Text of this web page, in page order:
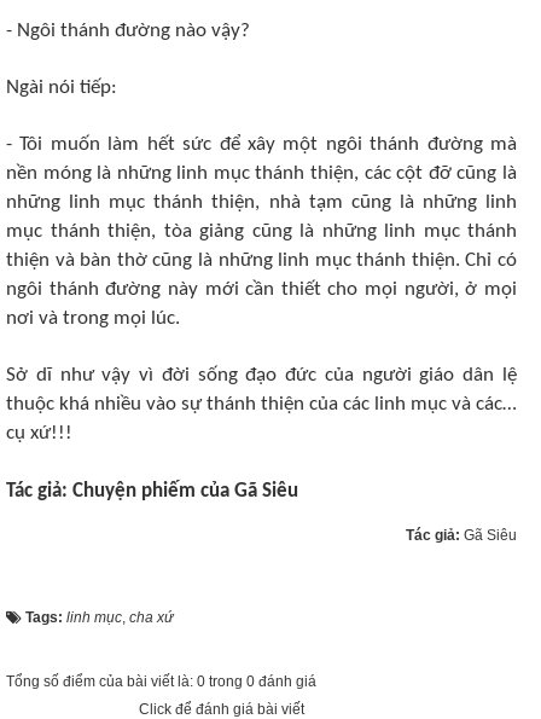
- Ngôi thánh đường nào vậy?
Ngài nói tiếp:
- Tôi muốn làm hết sức để xây một ngôi thánh đường mà
nền móng là những linh mục thánh thiện, các cột đỡ cũng là
những linh mục thánh thiện, nhà tạm cũng là những linh
mục thánh thiện, tòa giảng cũng là những linh mục thánh
thiện và bàn thờ cũng là những linh mục thánh thiện. Chỉ có
ngôi thánh đường này mới cần thiết cho mọi người, ở mọi
nơi và trong mọi lúc.
Sở dĩ như vậy vì đời sống đạo đức của người giáo dân lệ
thuộc khá nhiều vào sự thánh thiện của các linh mục và các…
cụ xứ!!!
Tác giả: Chuyện phiếm của Gã Siêu
Tác giả: Gã Siêu
Tags: linh mục, cha xứ
Tổng số điểm của bài viết là: 0 trong 0 đánh giá
Click để đánh giá bài viết